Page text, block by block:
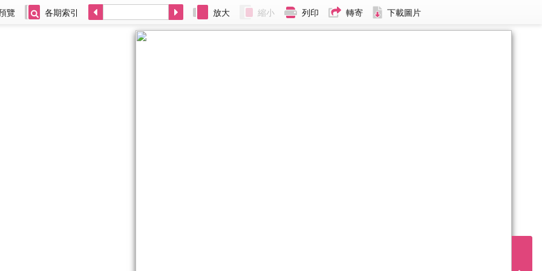
覽 各期索引 放大 縮小 列印 轉寄 下載圖片